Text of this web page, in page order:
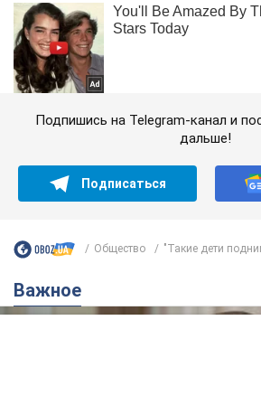
Подпишись на Telegram-канал и
дальше!
Подписаться
Общество "Такие дети
Важное